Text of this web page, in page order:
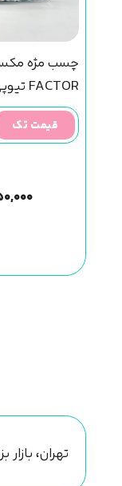
FACTOR تیوپی
قیمت تک
تهران،